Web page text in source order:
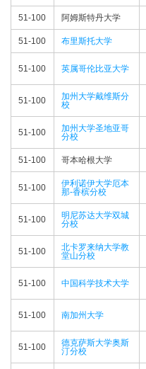
51-100 阿姆斯特丹大学
51-100 布里斯托大学
51-100 英属哥伦比亚大学
51-100
加州大学戴维斯分
校
51-100
加州大学圣地亚哥
分校
51-100 哥本哈根大学
51-100
伊利诺伊大学厄本
那-香槟分校
51-100
明尼苏达大学双城
分校
51-100
北卡罗来纳大学教
堂山分校
51-100 中国科学技术大学
51-100 南加州大学
51-100
德克萨斯大学奥斯
汀分校